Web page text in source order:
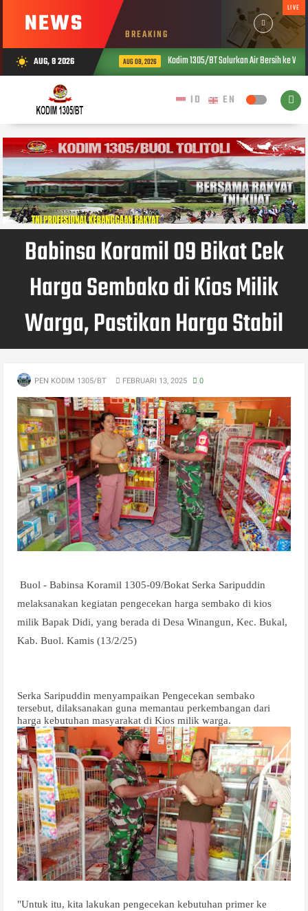
NEWS BREAKING
LIVE
wb_sunny AUG, 8 2026 AUG 08, 2026 Kodim 1305/BT Salurkan Air Bersih ke
Babinsa Koramil 09 Bikat Cek
Harga Sembako di Kios Milik
Warga, Pastikan Harga Stabil
PEN KODIM 1305/BT FEBRUARI 13, 2025 0
Buol - Babinsa Koramil 1305-09/Bokat Serka Saripuddin
melaksanakan kegiatan pengecekan harga sembako di kios
milik Bapak Didi, yang berada di Desa Winangun, Kec. Bukal,
Kab. Buol. Kamis (13/2/25)
Serka Saripuddin menyampaikan Pengecekan sembako
tersebut, dilaksanakan guna memantau perkembangan dari
harga kebutuhan masyarakat di Kios milik warga.
"Untuk itu, kita lakukan pengecekan kebutuhan primer ke